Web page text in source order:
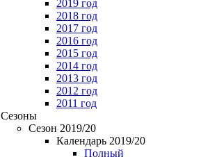
2019 год
2018 год
2017 год
2016 год
2015 год
2014 год
2013 год
2012 год
2011 год
Сезоны
Сезон 2019/20
Календарь 2019/20
Полный